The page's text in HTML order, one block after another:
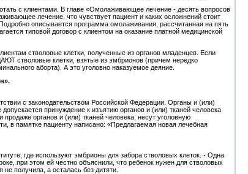
с клиентами. В главе «Омолаживающее лечение - десять вопросов
лечение, что чувствует пациент и каких осложнений стоит
описывается программа омолаживания, рассчитанная на пять
типовой договор с клиентом на оказание платной медицинской
стволовые клетки, полученные из органов младенцев. Если
стволовые клетки, взятые из эмбрионов (причем нередко
аборта). А это уголовно наказуемое деяние.
с законодательством Российской Федерации. Органы и (или)
принуждение к изъятию органов и (или) тканей человека
органов и (или) тканей человека, несут уголовную
в памятке пациенту написано: «Предлагаемая новая лечебная
где используют эмбрионы для забора стволовых клеток. - Одна
при этом ей честно объяснили, что ребенок нужен для стволовых
получила, а осталась без дитяти.